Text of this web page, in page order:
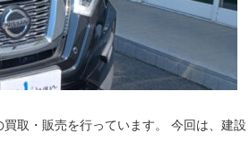
取・販売を行っています。 今回は、建設